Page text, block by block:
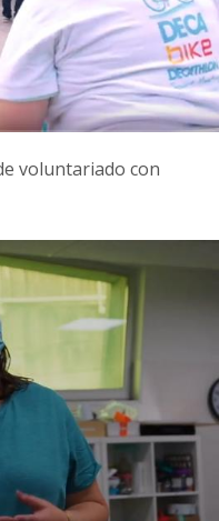
voluntariado con